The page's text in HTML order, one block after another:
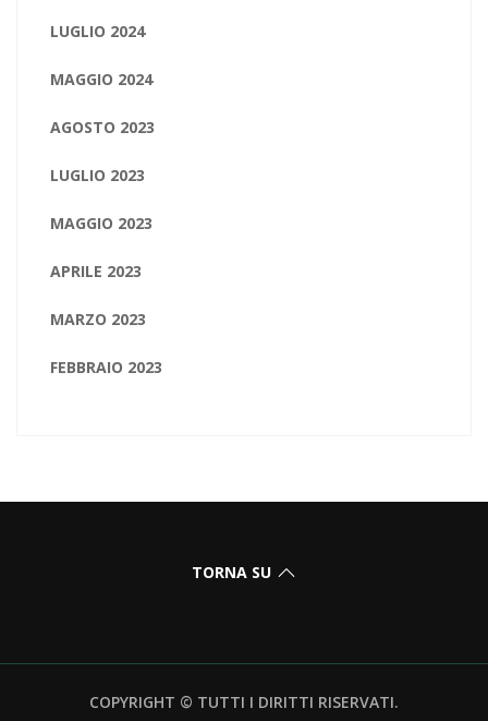
LUGLIO 2024
MAGGIO 2024
AGOSTO 2023
LUGLIO 2023
MAGGIO 2023
APRILE 2023
MARZO 2023
FEBBRAIO 2023
TORNA SU
COPYRIGHT © TUTTI I DIRITTI RISERVATI.